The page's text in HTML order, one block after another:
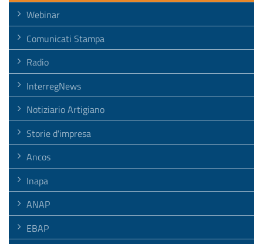
Webinar
Comunicati Stampa
Radio
InterregNews
Notiziario Artigiano
Storie d'impresa
Ancos
Inapa
ANAP
EBAP